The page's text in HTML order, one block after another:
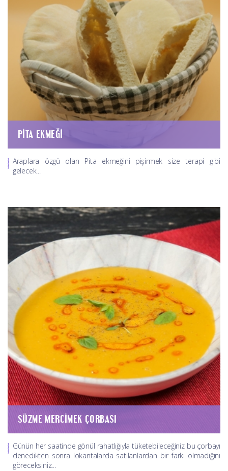
PITA EKMEĞI
Araplara özgü olan Pita ekmeğini pişirmek size terapi gibi
gelecek...
SÜZME MERCIMEK ÇORBASI
Günün her saatinde gönül rahatlığıyla tüketebileceğiniz bu çorbayı
denedikten sonra lokantalarda satılanlardan bir farkı olmadığını
göreceksiniz...